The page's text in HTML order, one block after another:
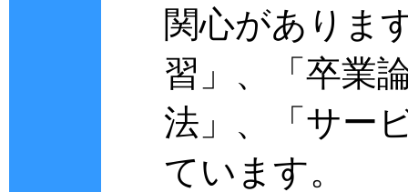
関心がありま
習」、「卒業
法」、「サー
ています。